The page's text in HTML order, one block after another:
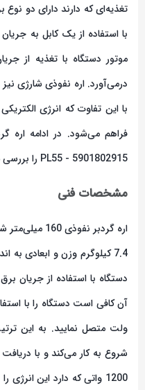
تغذیه‌ای که دارند دارای دو
با استفاده از یک کابل به
موتور دستگاه با تغذیه از
درمی‌آورد. اره نفوذی شارژی نیز
با این تفاوت که انرژی الکتریکی
5901802915 - PL55 را بررسی می‌کنیم.
مشخصات فنی
دستگاه با استفاده از جریان
ولت متصل نمایید. به این
شروع به کار می‌کند و با دریافت
1200 واتی که دارد این انرژی